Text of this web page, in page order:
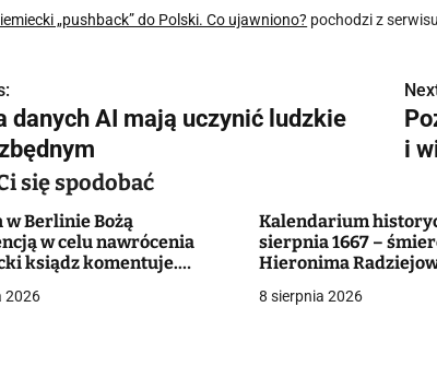
„pushback” do Polski. Co ujawniono? pochodzi z
danych AI mają uczynić ludzkie
i
się spodobać
w Berlinie Bożą
w celu nawrócenia
ksiądz komentuje.
2026
Kalendarium
sierpnia 1667 –
Hieronima
8 sierpnia 2026